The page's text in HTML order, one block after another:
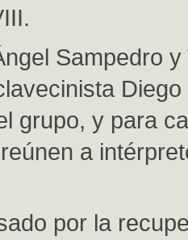
Sampedro y
grupo, y para
a
por la